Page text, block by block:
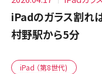
iPadのガラス割れ
村野駅から5分
iPad （第8世代)